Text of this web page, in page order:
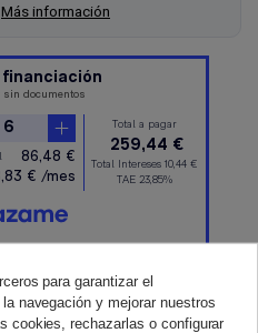
Más información
para garantizar el
navegación y mejorar nuestros
cookies, rechazarlas o configurar